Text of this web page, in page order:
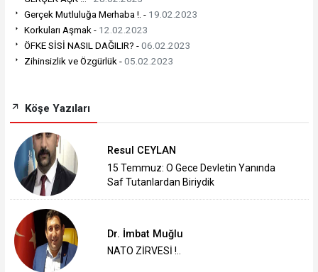
Gerçek Mutluluğa Merhaba !. - 19.02.2023
Korkuları Aşmak - 12.02.2023
ÖFKE SİSİ NASIL DAĞILIR? -06.02.2023
Zihinsizlik ve Özgürlük -05.02.2023
Köşe Yazıları
Resul CEYLAN
15 Temmuz: O Gece Devletin Yanında
Saf Tutanlardan Biriydik
Dr. İmbat Muğlu
NATO ZİRVESİ !..